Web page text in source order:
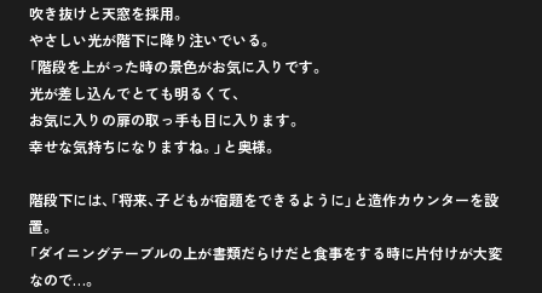
吹き抜けと天窓を採用。
やさしい光が階下に降り注いでいる。
「階段を上がった時の景色がお気に入りです。
光が差し込んでとても明るくて、
お気に入りの扉の取っ手も目に入ります。
幸せな気持ちになりますね。」と奥様。
階段下には、「将来、子どもが宿題をできるように」と造作カウンターを設
置。
「ダイニングテーブルの上が書類だらけだと食事をする時に片付けが大変
なので…。